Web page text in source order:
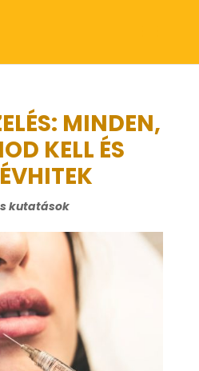
MINDEN,
KELL ÉS
kutatások